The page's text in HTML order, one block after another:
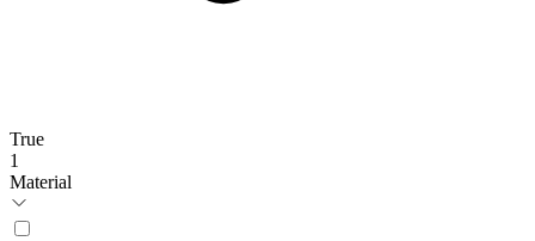
True
1
Material